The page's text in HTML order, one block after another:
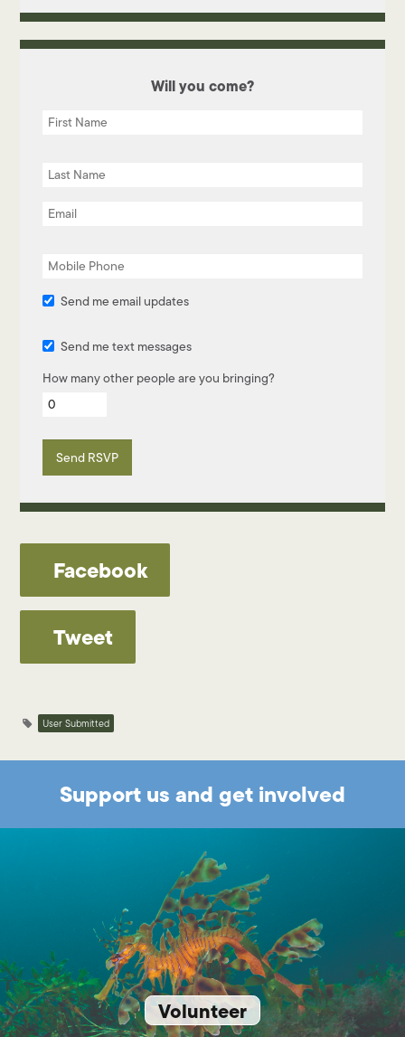
Will you come?
Send me email updates
Send me text messages
How many other people are you bringing?
Facebook
Tweet
User Submitted
Support us and get involved
Volunteer